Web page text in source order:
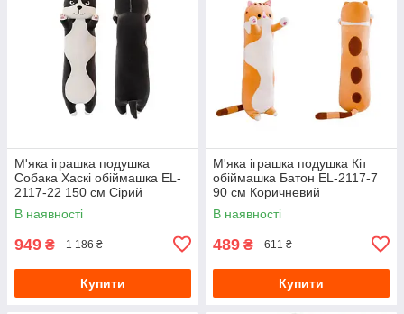
М'яка іграшка подушка
Собака Хаскі обіймашка EL-
2117-22 150 см Сірий
В наявності
949 ₴ 1 186 ₴
Купити
М'яка іграшка подушка Кіт
обіймашка Батон EL-2117-7
90 см Коричневий
В наявності
489 ₴ 611 ₴
Купити